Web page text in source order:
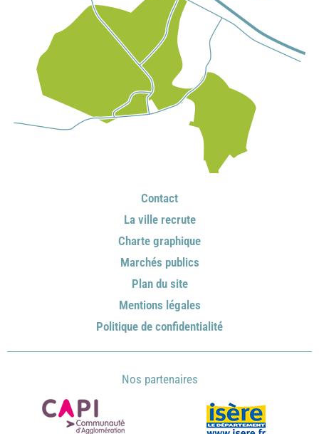
Contact
La ville recrute
Charte graphique
Marchés publics
Plan du site
Mentions légales
Politique de confidentialité
Nos partenaires